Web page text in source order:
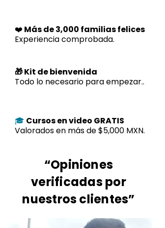
❤️ Más de 3,000 familias felices
Experiencia comprobada.
🎁 Kit de bienvenida
Todo lo necesario para empezar..
🎓 Cursos en video GRATIS
Valorados en más de $5,000 MXN.
“Opiniones
verificadas por
nuestros clientes”